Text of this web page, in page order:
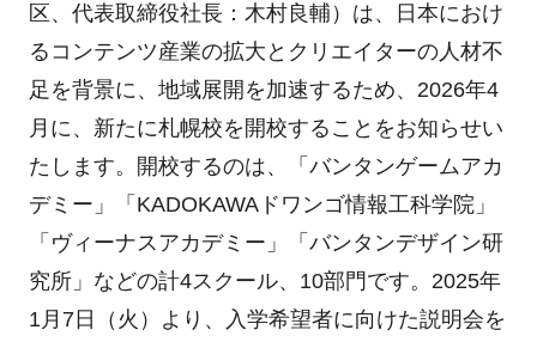
区、代表取締役社長：木村良輔）は、日本におけ
るコンテンツ産業の拡大とクリエイターの人材不
足を背景に、地域展開を加速するため、2026年4
月に、新たに札幌校を開校することをお知らせい
たします。開校するのは、「バンタンゲームアカ
デミー」「KADOKAWAドワンゴ情報工科学院」
「ヴィーナスアカデミー」「バンタンデザイン研
究所」などの計4スクール、10部門です。2025年
1月7日（火）より、入学希望者に向けた説明会を